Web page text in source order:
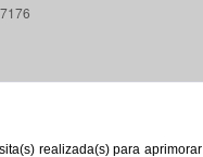
realizada(s) para